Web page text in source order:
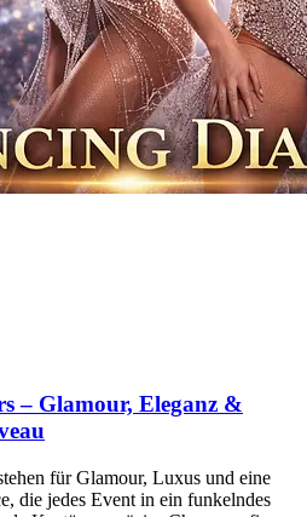
– Glamour, Eleganz &
für Glamour, Luxus und eine
die jedes Event in ein funkelndes